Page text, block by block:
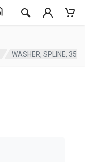
WASHER, SPLINE,